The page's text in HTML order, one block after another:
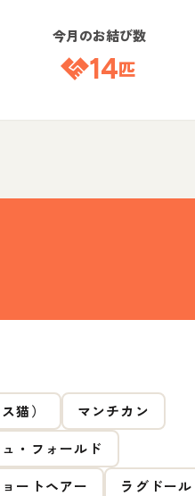
今月のお結び数
14匹
猫）
マンチカン
・フォールド
ートヘアー
ラグドール